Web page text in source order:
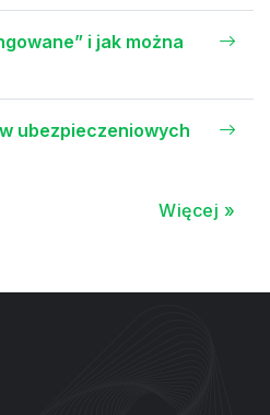
i jak można
ubezpieczeniowych
Więcej »